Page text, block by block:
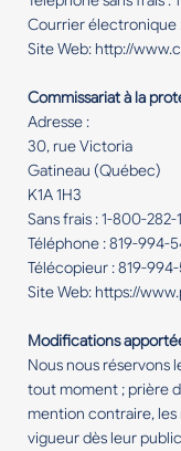
Courrier électronique
Site Web: http://
Commissariat à la
Adresse :
30, rue Victoria
Gatineau (Québec)
K1A 1H3
Sans frais : 1-800-282-
Téléphone : 819-994-
Télécopieur : 819-
Site Web: https://
Modifications
Nous nous réservons
tout moment ; prière
mention contraire,
vigueur dès leur